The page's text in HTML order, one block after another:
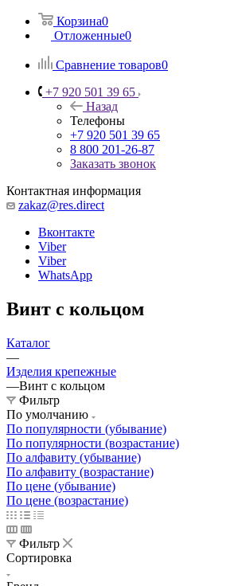
Корзина0
Отложенные0
Сравнение товаров0
+7 920 501 39 65
Назад
Телефоны
+7 920 501 39 65
8 800 201-26-87
Заказать звонок
Контактная информация
zakaz@res.direct
Вконтакте
Viber
Viber
WhatsApp
Винт с кольцом
Каталог
—
Изделия крепежные
—Винт с кольцом
Фильтр
По умолчанию
По популярности (убывание)
По популярности (возрастание)
По алфавиту (убывание)
По алфавиту (возрастание)
По цене (убывание)
По цене (возрастание)
Фильтр
Сортировка